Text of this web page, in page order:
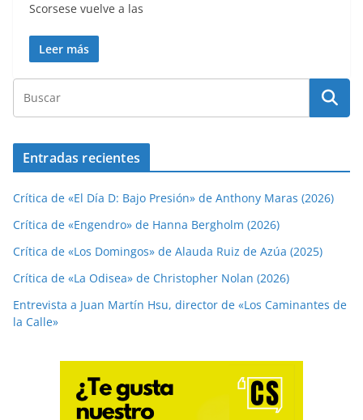
Scorsese vuelve a las
Leer más
Entradas recientes
Crítica de «El Día D: Bajo Presión» de Anthony Maras (2026)
Crítica de «Engendro» de Hanna Bergholm (2026)
Crítica de «Los Domingos» de Alauda Ruiz de Azúa (2025)
Crítica de «La Odisea» de Christopher Nolan (2026)
Entrevista a Juan Martín Hsu, director de «Los Caminantes de
la Calle»